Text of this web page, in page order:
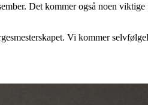
Det kommer også noen
Vi kommer